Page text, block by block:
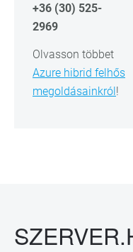
+36 (30) 525-
2969
Olvasson többet
Azure hibrid felhős
megoldásainkról!